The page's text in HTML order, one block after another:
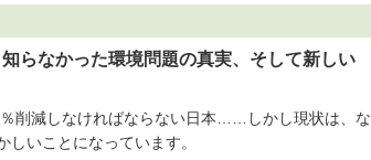
らなかった環境問題の真実、そして新しい
削減しなければならない日本……しかし現状は、な
いことになっています。